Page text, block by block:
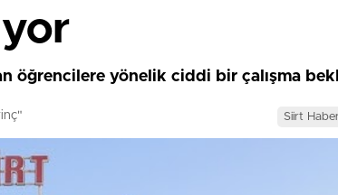
öğrencilere yönelik ciddi bir çalışma
Siirt